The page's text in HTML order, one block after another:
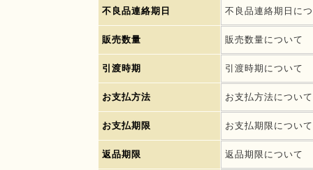
不良品連絡期日 不良品連絡期日に
販売数量 販売数量について
引渡時期 引渡時期について
お支払方法 お支払方法について
お支払期限 お支払期限について
返品期限 返品期限について